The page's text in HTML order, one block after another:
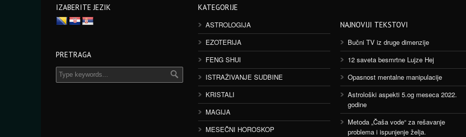
IZABERITE JEZIK
PRETRAGA
KATEGORIJE
ASTROLOGIJA
EZOTERIJA
FENG SHUI
ISTRAŽIVANJE SUDBINE
KRISTALI
MAGIJA
MESEČNI HOROSKOP
NAJNOVIJI TEKSTOVI
Bučni TV iz druge dimenzije
12 saveta besmrtne Lujze Hej
Opasnost mentalne manipulacije
Astrološki aspekti 5.og meseca 2022.
godine
Metoda „Čaša vode“ za rešavanje
problema i ispunjenje želja.